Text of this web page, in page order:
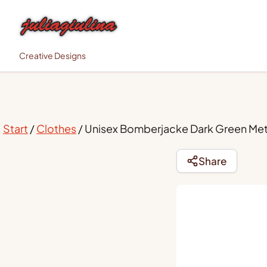
Creative Designs
Start /Clothes/ Unisex Bomberjacke Dark Green
Share